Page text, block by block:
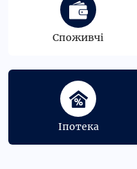
Споживчі
Іпотека